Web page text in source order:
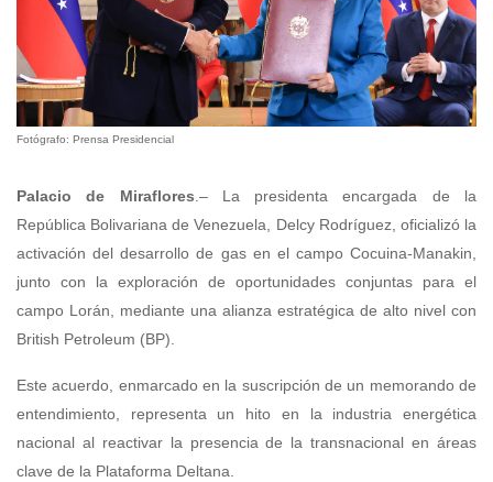
Fotógrafo: Prensa Presidencial
Palacio de Miraflores .– La presidenta encargada de la
República Bolivariana de Venezuela, Delcy Rodríguez, oficializó la
activación del desarrollo de gas en el campo Cocuina-Manakin,
junto con la exploración de oportunidades conjuntas para el
campo Lorán, mediante una alianza estratégica de alto nivel con
British Petroleum (BP).
Este acuerdo, enmarcado en la suscripción de un memorando de
entendimiento, representa un hito en la industria energética
nacional al reactivar la presencia de la transnacional en áreas
clave de la Plataforma Deltana.